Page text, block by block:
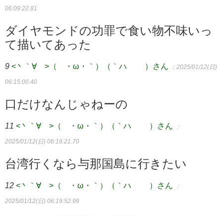
06:09:22.81
ダイヤモンドの功罪で食い物不味いっ
て描いてあった
9 <丶｀∀´>（´・ω・｀）（｀ハ´ ）さん ：2025/01/12(日)
06:15:00.40
口だけなんじゃねーの
11 <丶｀∀´>（´・ω・｀）（｀ハ´ ）さん ：
2025/01/12(日) 06:16:21.70
台湾行くなら与那国島に行きたい
12 <丶｀∀´>（´・ω・｀）（｀ハ´ ）さん ：
2025/01/12(日) 06:19:52.99